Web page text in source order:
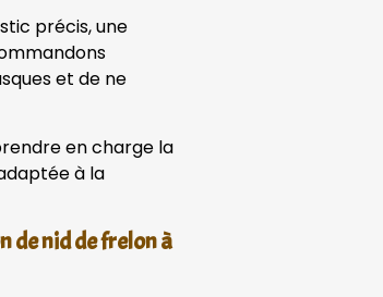
précis, une
et de ne
en charge la
à la
de nid de frelon à